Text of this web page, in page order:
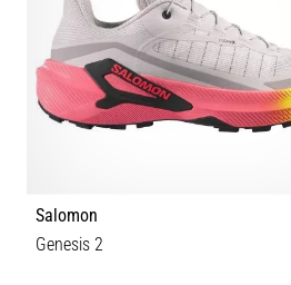
Salomon
Genesis 2